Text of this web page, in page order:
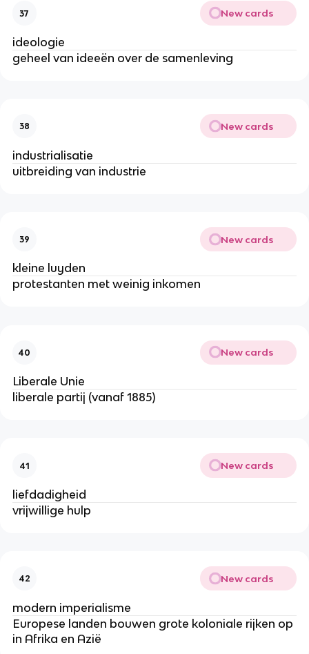
37 New cards
ideologie
geheel van ideeën over de samenleving
38 New cards
industrialisatie
uitbreiding van industrie
39 New cards
kleine luyden
protestanten met weinig inkomen
40 New cards
Liberale Unie
liberale partij (vanaf 1885)
41 New cards
liefdadigheid
vrijwillige hulp
42 New cards
modern imperialisme
Europese landen bouwen grote koloniale rijken op
in Afrika en Azië